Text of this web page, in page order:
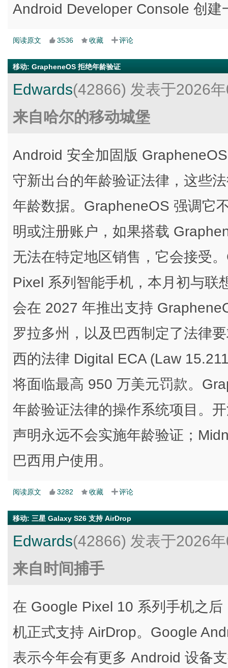
Android Developer Console 创建
阅读原文 3536 收藏 评论
移动: GrapheneOS 拒绝年龄验证
Edwards(42866) 发表于2026
来自哈尔的移动城堡
Android 安全加固版
守新出台的年龄验证法律，这些
年龄数据。GrapheneOS 强调它
明或注册账户，如果搭载
无法在特定地区销售，它会接受
Pixel 系列智能手机，本月初与联
会在 2027 年推出支持
罗拉多州，以及巴西制定了法律
西的法律 Digital ECA (Law
将面临最高 950 万美元罚款。
年龄验证法律的操作系统项目。
声明永远不会实施年龄验证；
巴西用户使用。
阅读原文 3282 收藏 评论
移动: 三星 Galaxy S26 支持 AirDrop
Edwards(42866) 发表于2026
来自时间捕手
在 Google Pixel 10 系列手机之
机正式支持 AirDrop。Google
表示今年会有更多 Android 设备